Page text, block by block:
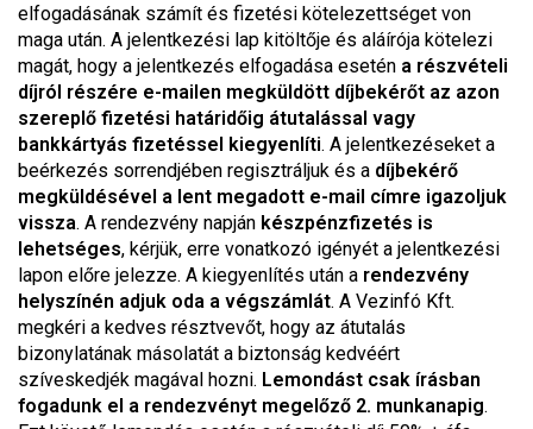
elfogadásának számít és fizetési kötelezettséget von
maga után. A jelentkezési lap kitöltője és aláírója kötelezi
magát, hogy a jelentkezés elfogadása esetén a részvételi
díjról részére e-mailen megküldött díjbekérőt az azon
szereplő fizetési határidőig átutalással vagy
bankkártyás fizetéssel kiegyenlíti. A jelentkezéseket a
beérkezés sorrendjében regisztráljuk és a díjbekérő
megküldésével a lent megadott e-mail címre igazoljuk
vissza. A rendezvény napján készpénzfizetés is
lehetséges, kérjük, erre vonatkozó igényét a jelentkezési
lapon előre jelezze. A kiegyenlítés után a rendezvény
helyszínén adjuk oda a végszámlát. A Vezinfó Kft.
megkéri a kedves résztvevőt, hogy az átutalás
bizonylatának másolatát a biztonság kedvéért
szíveskedjék magával hozni. Lemondást csak írásban
fogadunk el a rendezvényt megelőző 2. munkanapig.